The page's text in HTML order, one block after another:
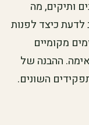
ותיקים, מה
כיצד לפנות
מקומיים
ההבנה של
השונים.